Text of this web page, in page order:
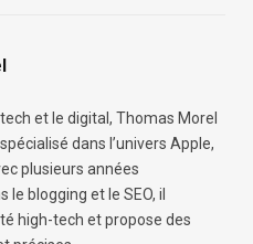
et le digital, Thomas Morel
dans l’univers Apple,
plusieurs années
le blogging et le SEO, il
high-tech et propose des